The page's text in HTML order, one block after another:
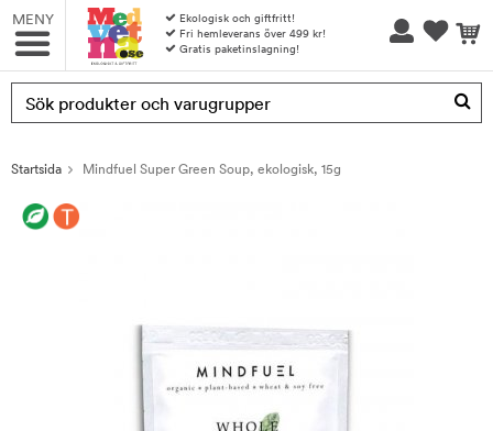
MENY
Ekologisk och giftfritt!
Fri hemleverans över 499 kr!
Gratis paketinslagning!
Produkten har blivit tillagd i varukorgen
Startsida Mindfuel Super Green Soup, ekologisk, 15g